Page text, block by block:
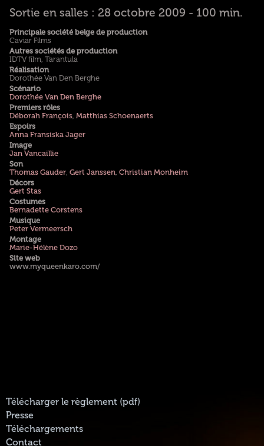
Sortie en salles : 28 octobre 2009 - 100 min.
Principale société belge de production
Caviar Films
Autres sociétés de production
IDTV film, Tarantula
Réalisation
Dorothée Van Den Berghe
Scénario
Dorothée Van Den Berghe
Premiers rôles
Déborah François, Matthias Schoenaerts
Espoirs
Anna Fransiska Jager
Image
Jan Vancaillie
Son
Thomas Gauder, Gert Janssen Christian Monheim
Décors
Gert Stas
Costumes
Bernadette Corstens
Musique
Peter Vermeersch
Montage
Marie-Hélène Dozo
Site web
www.myqueenkaro.com/
Télécharger le règlement (pdf)
Presse
Téléchargements
Contact